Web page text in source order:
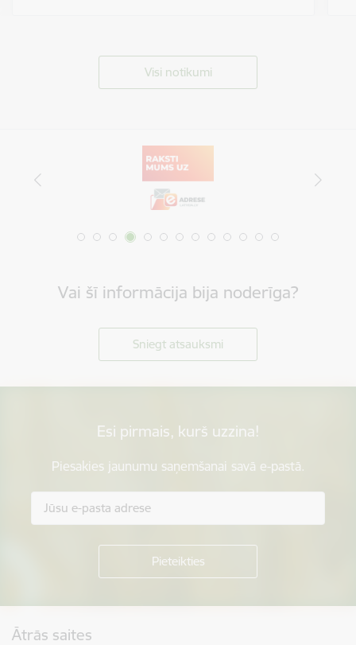
Visi notikumi
Vai šī informācija bija noderīga?
Sniegt atsauksmi
Esi pirmais, kurš uzzina!
Piesakies jaunumu saņemšanai savā e-pastā.
Ātrās saites